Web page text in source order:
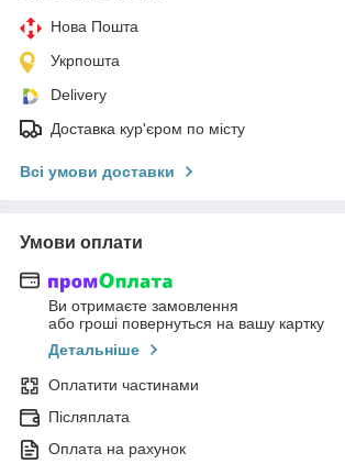
Нова Пошта
Укрпошта
Delivery
Доставка кур'єром по місту
Всі умови доставки
Умови оплати
Ви отримаєте замовлення
або гроші повернуться на вашу картку
Детальніше
Оплатити частинами
Післяплата
Оплата на рахунок